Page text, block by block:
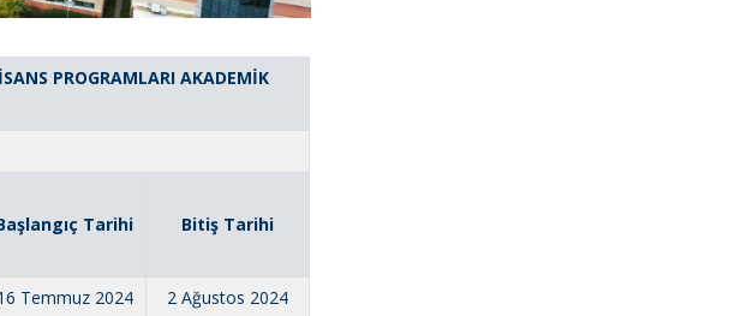
PROGRAMLARI AKADEMİK
Tarihi Bitiş Tarihi
Temmuz 2024
2 Ağustos 2024